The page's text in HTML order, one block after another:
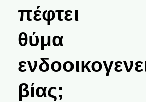
πέφτει
θύμα
βίας;